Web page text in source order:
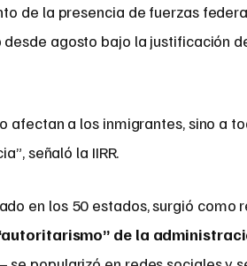
de la presencia de fuerzas
agosto bajo la justificación
afectan a los inmigrantes, sino a
señaló la IIRR.
en los 50 estados, surgió como
de la